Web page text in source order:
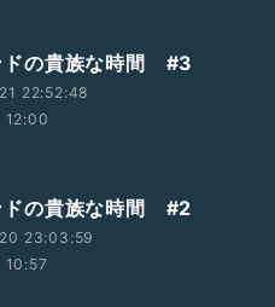
ドの貴族な時間 #3
22:52:48
12:00
ドの貴族な時間 #2
23:03:59
10:57